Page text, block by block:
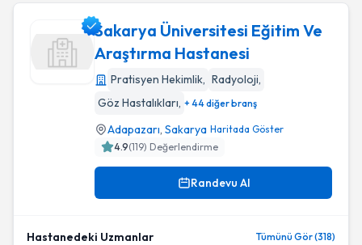
Sakarya Üniversitesi Eğitim Ve
Araştırma Hastanesi
Pratisyen Hekimlik, Radyoloji,
Göz Hastalıkları, + 44 diğer branş
Adapazarı, Sakarya Haritada Göster
4.9(119) Değerlendirme
Randevu Al
Hastanedeki Uzmanlar Tümünü Gör (318)